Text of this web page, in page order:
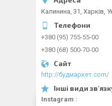
Калинина, 31, Харків,
+380 (95) 755-55-00
+380 (68) 500-70-00
http://будмаркет.com/
Instagram